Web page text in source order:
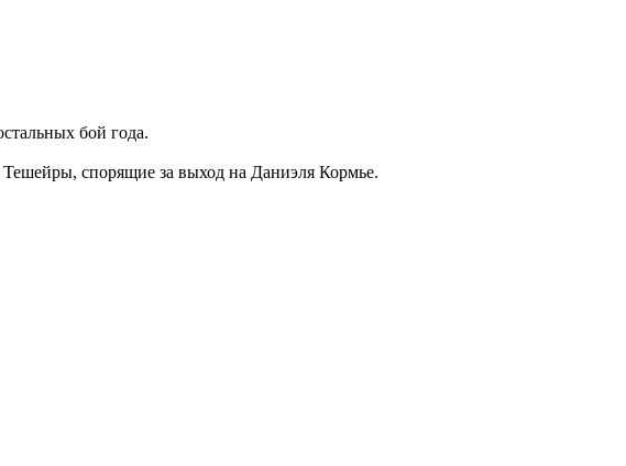
бой года.
спорящие за выход на Даниэля Кормье.